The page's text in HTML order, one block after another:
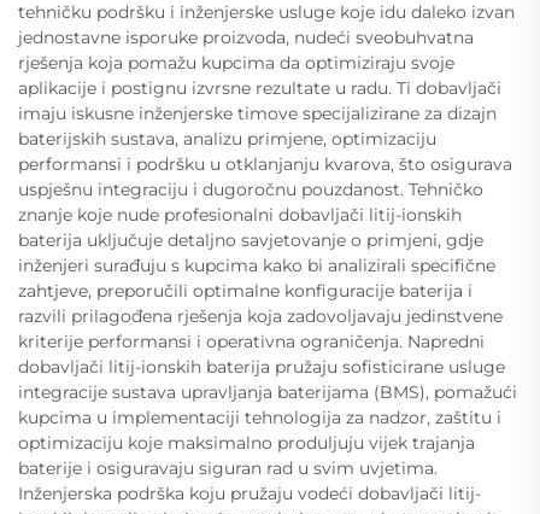
tehničku podršku i inženjerske usluge koje idu daleko izvan
jednostavne isporuke proizvoda, nudeći sveobuhvatna
rješenja koja pomažu kupcima da optimiziraju svoje
aplikacije i postignu izvrsne rezultate u radu. Ti dobavljači
imaju iskusne inženjerske timove specijalizirane za dizajn
baterijskih sustava, analizu primjene, optimizaciju
performansi i podršku u otklanjanju kvarova, što osigurava
uspješnu integraciju i dugoročnu pouzdanost. Tehničko
znanje koje nude profesionalni dobavljači litij-ionskih
baterija uključuje detaljno savjetovanje o primjeni, gdje
inženjeri surađuju s kupcima kako bi analizirali specifične
zahtjeve, preporučili optimalne konfiguracije baterija i
razvili prilagođena rješenja koja zadovoljavaju jedinstvene
kriterije performansi i operativna ograničenja. Napredni
dobavljači litij-ionskih baterija pružaju sofisticirane usluge
integracije sustava upravljanja baterijama (BMS), pomažući
kupcima u implementaciji tehnologija za nadzor, zaštitu i
optimizaciju koje maksimalno produljuju vijek trajanja
baterije i osiguravaju siguran rad u svim uvjetima.
Inženjerska podrška koju pružaju vodeći dobavljači litij-